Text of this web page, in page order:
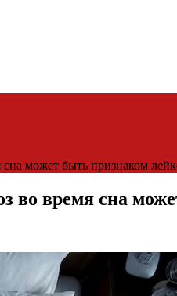
сна может быть признаком
во время сна